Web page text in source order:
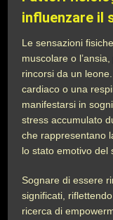
influenzare il
Le sensazioni
muscolare o
rincorsi da un
cardiaco o una
manifestarsi in
stress accumulato
che rappresentano
lo stato emotivo del
Sognare di essere
significati,
ricerca di